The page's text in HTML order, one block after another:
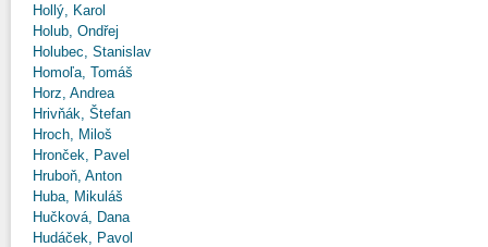
Hollý, Karol
Holub, Ondřej
Holubec, Stanislav
Homoľa, Tomáš
Horz, Andrea
Hrivňák, Štefan
Hroch, Miloš
Hronček, Pavel
Hruboň, Anton
Huba, Mikuláš
Hučková, Dana
Hudáček, Pavol